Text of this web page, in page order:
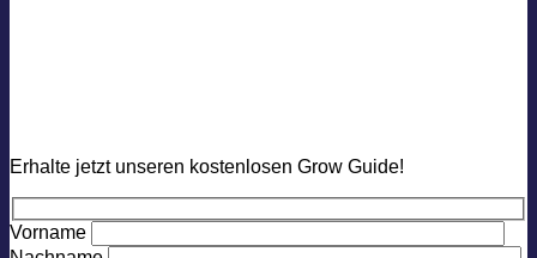
Erhalte jetzt unseren kostenlosen Grow Guide!
Vorname